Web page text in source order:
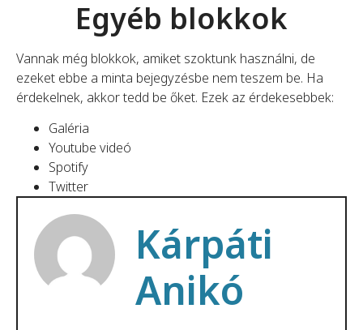
Egyéb blokkok
Vannak még blokkok, amiket szoktunk használni, de
ezeket ebbe a minta bejegyzésbe nem teszem be. Ha
érdekelnek, akkor tedd be őket. Ezek az érdekesebbek:
Galéria
Youtube videó
Spotify
Twitter
Kárpáti
Anikó